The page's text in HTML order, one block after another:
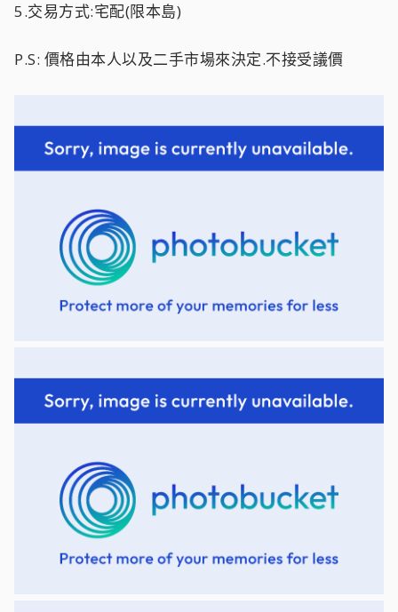
5.交易方式:宅配(限本島)
P.S: 價格由本人以及二手市場來決定.不接受議價